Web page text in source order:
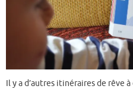
Il y a d’autres itinéraires de rêve